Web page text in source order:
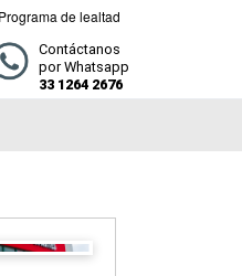
Programa de lealtad
Contáctanos
por Whatsapp
33 1264 2676